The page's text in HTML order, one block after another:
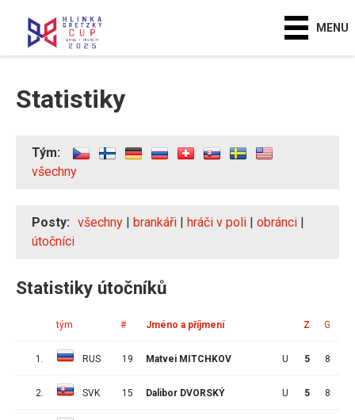
MENU
Statistiky
Tým:
všechny
Posty: všechny | brankáři | hráči v poli | obránci |
útočníci
Statistiky útočníků
tým # Jméno a příjmení Z G
1. RUS 19 Matvei MITCHKOV U 5 8
2. SVK 15 Dalibor DVORSKÝ U 5 8